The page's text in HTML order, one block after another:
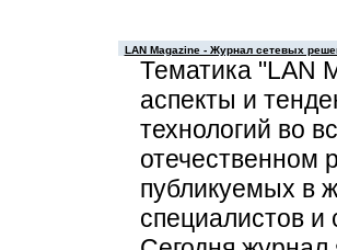
LAN Magazine - Журнал сетевых
Тематика "LAN
аспекты и
технологий во
отечественном
публикуемых в
специалистов и